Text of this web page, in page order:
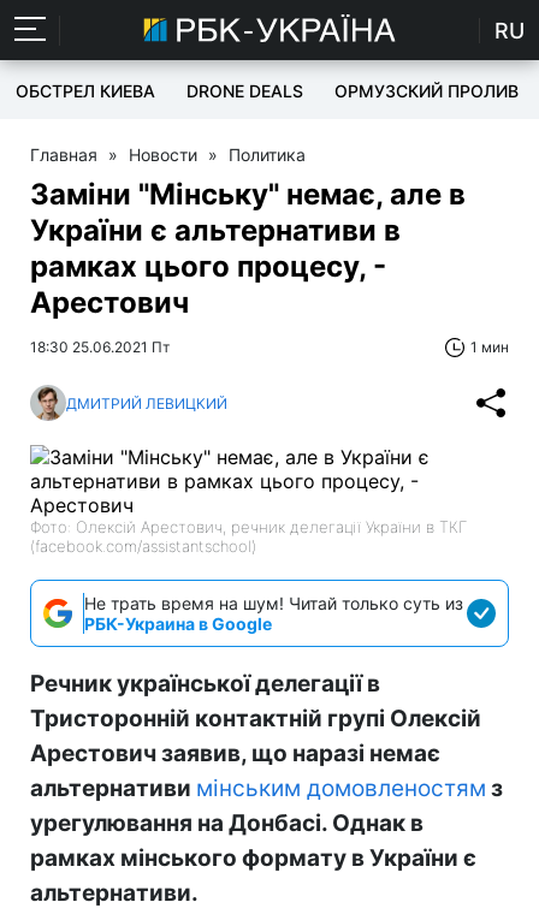
RU
ОБСТРЕЛ КИЕВА DRONE DEALS ОРМУЗСКИЙ ПРОЛИВ
Главная » Новости » Политика
Заміни "Мінську" немає, але в
України є альтернативи в
рамках цього процесу, -
Арестович
18:30 25.06.2021 Пт 1 мин
ДМИТРИЙ ЛЕВИЦКИЙ
Фото: Олексій Арестович, речник делегації України в ТКГ
(facebook.com/assistantschool)
Не трать время на шум! Читай только суть из
РБК-Украина в Google
Речник української делегації в
Тристоронній контактній групі Олексій
Арестович заявив, що наразі немає
альтернативи мінським домовленостям з
урегулювання на Донбасі. Однак в
рамках мінського формату в України є
альтернативи.